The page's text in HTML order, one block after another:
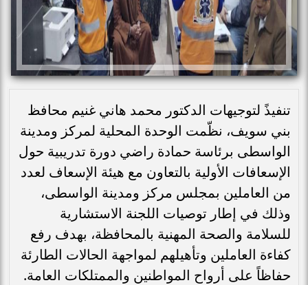
تنفيذً لتوجيهات الدكتور محمد هاني غنيم محافظ
بني سويف، نظّمت الوحدة المحلية لمركز ومدينة
الواسطى برئاسة حمادة راضي دورة تدريبية حول
الإسعافات الأولية بالتعاون مع هيئة الإسعاف لعدد
من العاملين بمجلس مركز ومدينة الواسطى،
وذلك في إطار توصيات اللجنة الاستشارية
للسلامة والصحة المهنية بالمحافظة، بهدف رفع
كفاءة العاملين وتأهيلهم لمواجهة الحالات الطارئة
حفاظاً على أرواح المواطنين والممتلكات العامة.